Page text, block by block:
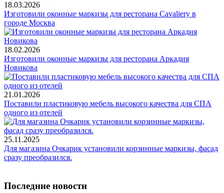
18.03.2026
Изготовили оконные маркизы для ресторана Cavaliery в
городе Москва
18.02.2026
Изготовили оконные маркизы для ресторана Аркадия
Новикова
21.01.2026
Поставили пластиковую мебель высокого качества для СПА
одного из отелей
25.11.2025
Для магазина Очкарик установили корзинные маркизы, фасад
сразу преобразился.
Последние новости